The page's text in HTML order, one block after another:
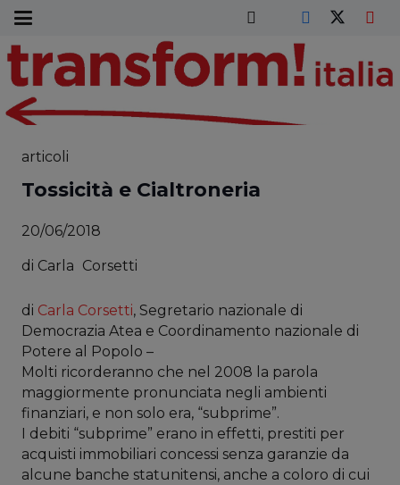
articoli
Tossicità e Cialtroneria
20/06/2018
di Carla Corsetti
di Carla Corsetti, Segretario nazionale di
Democrazia Atea e Coordinamento nazionale di
Potere al Popolo –
Molti ricorderanno che nel 2008 la parola
maggiormente pronunciata negli ambienti
finanziari, e non solo era, “subprime”.
I debiti “subprime” erano in effetti, prestiti per
acquisti immobiliari concessi senza garanzie da
alcune banche statunitensi, anche a coloro di cui